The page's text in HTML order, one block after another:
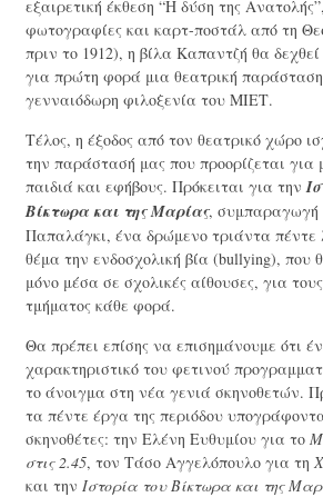
εξαιρετική έκθεση “Η δύση της
φωτογραφίες και καρτ-ποστάλ από τη
πριν το 1912), η βίλα Καπαντζή θα
για πρώτη φορά μια θεατρική
γενναιόδωρη φιλοξενία του ΜΙΕΤ.
Τέλος, η έξοδος από τον θεατρικό χώρο
την παράστασή μας που προορίζεται για
παιδιά και εφήβους. Πρόκειται για την
Βίκτωρα και της Μαρίας, συμπαραγωγή
Παπαλάγκι, ένα δρώμενο τριάντα πέντε
θέμα την ενδοσχολική βία (bullying), που
μόνο μέσα σε σχολικές αίθουσες, για
τμήματος κάθε φορά.
Θα πρέπει επίσης να επισημάνουμε ότι
χαρακτηριστικό του φετινού
το άνοιγμα στη νέα γενιά σκηνοθετών.
τα πέντε έργα της περιόδου
σκηνοθέτες: την Ελένη Ευθυμίου για το
στις 2.45, τον Τάσο Αγγελόπουλο για τη
και την Ιστορία του Βίκτωρα και της